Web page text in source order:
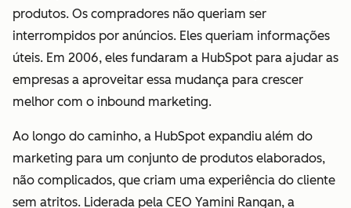
produtos. Os compradores não queriam ser
interrompidos por anúncios. Eles queriam informações
úteis. Em 2006, eles fundaram a HubSpot para ajudar as
empresas a aproveitar essa mudança para crescer
melhor com o inbound marketing.
Ao longo do caminho, a HubSpot expandiu além do
marketing para um conjunto de produtos elaborados,
não complicados, que criam uma experiência do cliente
sem atritos. Liderada pela CEO Yamini Rangan, a